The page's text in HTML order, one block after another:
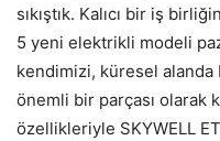
sıkıştık. Kalıcı bir iş
5 yeni elektrikli modeli
kendimizi, küresel alanda
önemli bir parçası olarak
özellikleriyle SKYWELL